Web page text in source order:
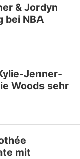
& Jordyn
bei NBA
Jenner-
Woods sehr
mit